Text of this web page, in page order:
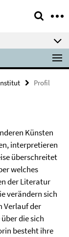
Profil
Künsten
interpretieren
überschreitet
welches
der Literatur
verändern sich
Verlauf der
die sich
besteht ihre